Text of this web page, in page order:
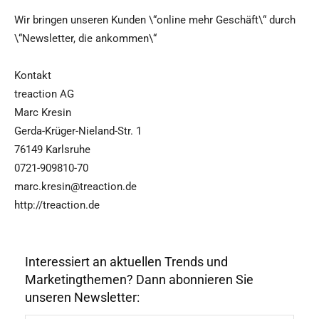
Wir bringen unseren Kunden \“online mehr Geschäft\“ durch
\“Newsletter, die ankommen\“
Kontakt
treaction AG
Marc Kresin
Gerda-Krüger-Nieland-Str. 1
76149 Karlsruhe
0721-909810-70
marc.kresin@treaction.de
http://treaction.de
Interessiert an aktuellen Trends und
Marketingthemen? Dann abonnieren Sie
unseren Newsletter: